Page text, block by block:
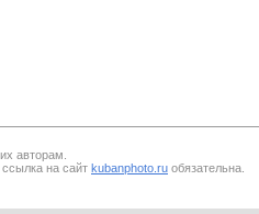
авторам.
на сайт kubanphoto.ru обязательна.